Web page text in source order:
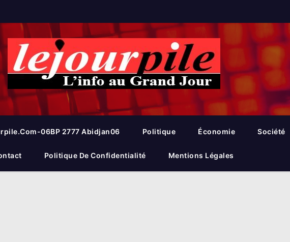
06BP 2777 Abidjan06 Politique Économie Société
Politique De Confidentialité Mentions Légales